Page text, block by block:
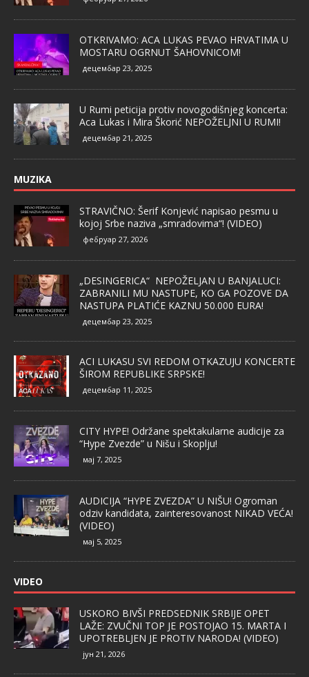
OTKRIVAMO: ACA LUKAS PEVAO HRVATIMA U
MOSTARU OGRNUT ŠAHOVNICOM!
децембар 23, 2025
U Rumi peticija protiv novogodišnjeg koncerta:
Aca Lukas i Mira Škorić NEPOŽELJNI U RUMI!
децембар 21, 2025
MUZIKA
STRAVIČNO: Šerif Konjević napisao pesmu u
kojoj Srbe naziva „smradovima“! (VIDEO)
фебруар 27, 2026
„DESINGERICA“ NEPOŽELJAN U BANJALUCI:
ZABRANILI MU NASTUPE, KO GA POZOVE DA
NASTUPA PLATIĆE KAZNU 50.000 EURA!
децембар 23, 2025
ACI LUKASU SVI REDOM OTKAZUJU KONCERTE
ŠIROM REPUBLIKE SRPSKE!
децембар 11, 2025
CITY HYPE! Održane spektakularne audicije za
“Hype Zvezde” u Nišu i Skoplju!
мај 7, 2025
AUDICIJA “HYPE ZVEZDA” U NIŠU! Ogroman
odziv kandidata, zainteresovanost NIKAD VEĆA!
(VIDEO)
мај 5, 2025
VIDEO
USKORO BIVŠI PREDSEDNIK SRBIJE OPET
LAŽE: ZVUČNI TOP JE POSTOJAO 15. MARTA I
UPOTREBLJEN JE PROTIV NARODA! (VIDEO)
јун 21, 2026